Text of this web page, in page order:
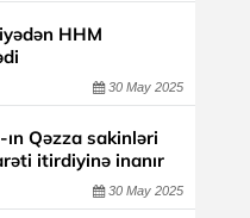
HHM
30 May 2025
Qəzza sakinləri
itirdiyinə inanır
30 May 2025